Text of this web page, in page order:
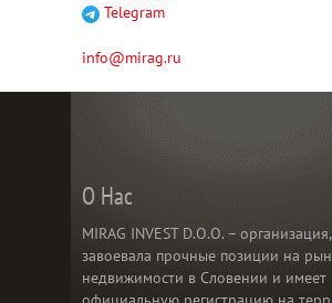
Telegram
info@mirag.ru
О Нас
MIRAG INVEST D.O.O. –
завоевала прочные позиции на
недвижимости в Словении и имеет